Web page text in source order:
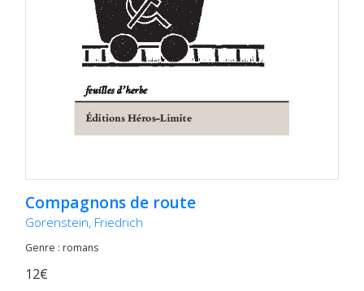
Compagnons de route
Gorenstein, Friedrich
Genre : romans
12€